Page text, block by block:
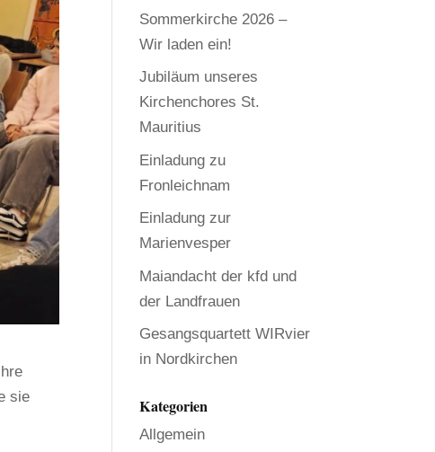
sie
Sommerkirche 2026 –
Wir laden ein!
Jubiläum unseres
Kirchenchores St.
Mauritius
Einladung zu
Fronleichnam
Einladung zur
Marienvesper
Maiandacht der kfd und
der Landfrauen
Gesangsquartett WIRvier
in Nordkirchen
Kategorien
Allgemein